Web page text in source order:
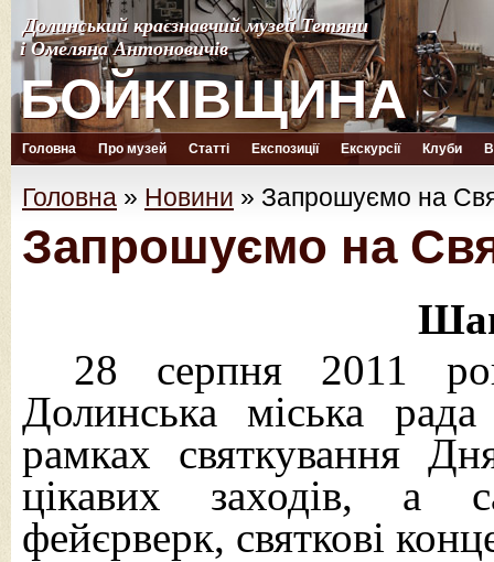
Долинський краєзнавчий музей Тетяни
і Омеляна Антоновичів
БОЙКІВЩИНА
Долинський краєзнавчий музей Тетяни
і Омеляна Антоновичів
БОЙКІВЩИНА
Головна Про музей Статті Експозиції Екскурсії Клуби
Головна » Новини » Запрошуємо на
Запрошуємо на
28 серпня 2011
Долинська міська
рамках святкування
цікавих заходів, а
фейєрверк, святкові